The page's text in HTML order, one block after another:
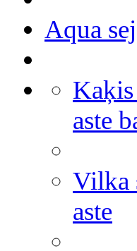
Aqua
Kaķis
aste
Vilka
aste